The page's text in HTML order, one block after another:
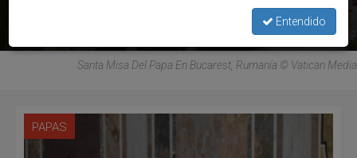
Santa Misa Del Papa En Bucarest, Rumanía © Vatican Media
PAPAS
Entendido